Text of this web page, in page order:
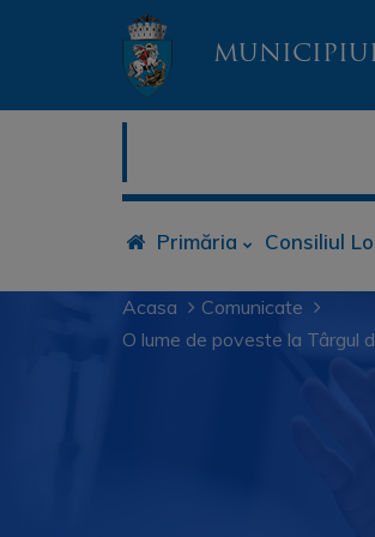
Primăria Consiliul
Acasa
Comunicate
O lume de poveste la Târgul